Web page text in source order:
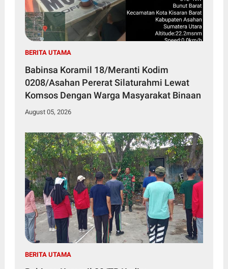
BERITA UTAMA
Babinsa Koramil 18/Meranti Kodim
0208/Asahan Pererat Silaturahmi Lewat
Komsos Dengan Warga Masyarakat Binaan
August 05, 2026
BERITA UTAMA